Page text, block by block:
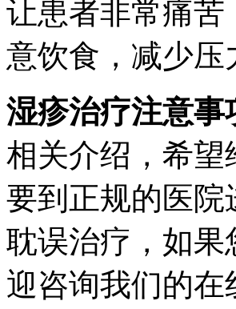
让患者非常痛
意饮食，减少压
湿疹治疗注意事
相关介绍，希
要到正规的医
耽误治疗，如
迎咨询我们的